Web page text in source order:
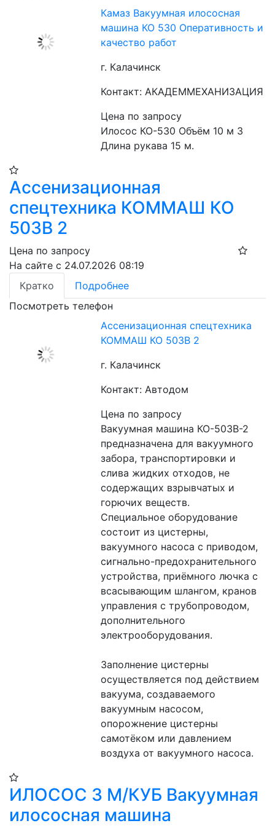
Камаз Вакуумная илососная
машина КО 530 Оперативность и
качество работ
г. Калачинск
Контакт: АКАДЕММЕХАНИЗАЦИЯ
Цена по запросу
Илосос КО-530 Объём 10 м 3
Длина рукава 15 м.
Ассенизационная
спецтехника КОММАШ КО
503В 2
Цена по запросу
На сайте с 24.07.2026 08:19
Кратко
Подробнее
Посмотреть телефон
Ассенизационная спецтехника
КОММАШ КО 503В 2
г. Калачинск
Контакт: Автодом
Цена по запросу
Вакуумная машина КО-503В-2
предназначена для вакуумного
забора, транспортировки и
слива жидких отходов, не
содержащих взрывчатых и
горючих веществ.
Специальное оборудование
состоит из цистерны,
вакуумного насоса с приводом,
сигнально-предохранительного
устройства, приёмного лючка с
всасывающим шлангом, кранов
управления с трубопроводом,
дополнительного
электрооборудования.
Заполнение цистерны
осуществляется под действием
вакуума, создаваемого
вакуумным насосом,
опорожнение цистерны
самотёком или давлением
воздуха от вакуумного насоса.
ИЛОСОС 3 М/КУБ Вакуумная
илососная машина